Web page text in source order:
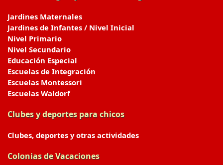
Jardines Maternales
Jardines de Infantes / Nivel Inicial
Nivel Primario
Nivel Secundario
Educación Especial
Escuelas de Integración
Escuelas Montessori
Escuelas Waldorf
Clubes y deportes para chicos
Clubes, deportes y otras actividades
Colonias de Vacaciones